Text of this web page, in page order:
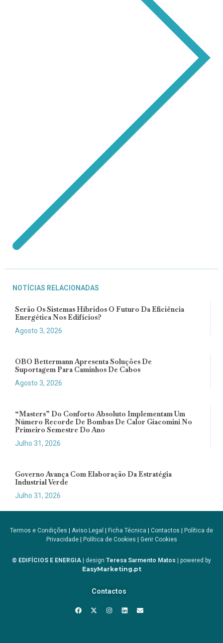
NOTÍCIAS RELACIONADAS
Serão Os Sistemas Híbridos O Futuro Da Eficiência
Energética Nos Edifícios?
Agosto 3, 2026
OBO Bettermann Apresenta Soluções De
Suportagem Para Caminhos De Cabos
Agosto 3, 2026
“Masters” Do Conforto Absoluto Implementam Um
Número Recorde De Bombas De Calor Giacomini No
Primeiro Semestre Do Ano
Julho 31, 2026
Governo Avança Com Elaboração Da Estratégia
Industrial Verde
Julho 31, 2026
Termos e Condições | Aviso Legal | Ficha Técnica | Contactos | Política de
Privacidade| Política de Cookies | Gerir Cookies
© EDIFÍCIOS E ENERGIA | design Teresa Sarmento Matos | powered by
EasyMarketing.pt
Contactos